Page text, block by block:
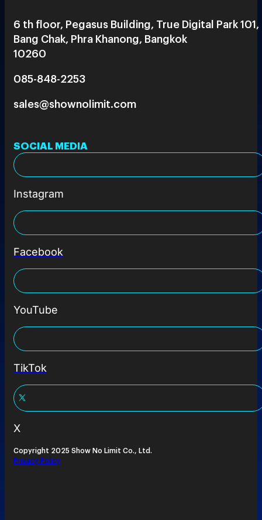
6 th floor, Pegasus Building, True Digital Park 101,
Bang Chak, Phra Khanong, Bangkok
10260
085-848-2253
sales@shownolimit.com
SOCIAL MEDIA
Instagram
Facebook
YouTube
TikTok
X
Copyright 2025 Show No Limit Co., Ltd.
Privacy Policy